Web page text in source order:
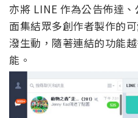
亦將 LINE 作為公告佈達
面集結眾多創作者製作的
潑生動，隨著連結的功能
能。